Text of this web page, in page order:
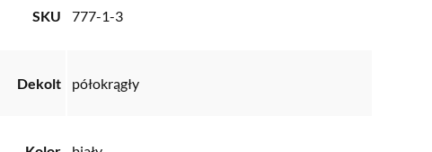
SKU 777-1-3
Dekolt półokrągły